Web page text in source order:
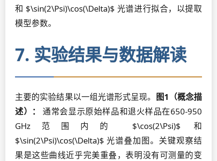
和 $\sin(2\Psi)\cos(\Delta)$ 光谱进行拟合，以提取
模型参数。
7. 实验结果与数据解读
主要的实验结果以一组光谱形式呈现。 图1（概念描
述）：
通常会显示原始样品和退火样品在650-950
GHz范围内的 $\cos(2\Psi)$ 和
$\sin(2\Psi)\cos(\Delta)$ 光谱叠加图。关键观察结
果是这些曲线近乎完美重叠，表明没有可测量的变